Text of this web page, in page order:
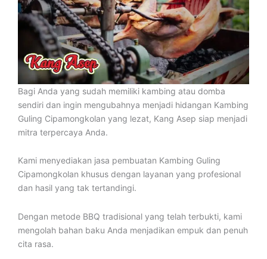
Bagi Anda yang sudah memiliki kambing atau domba
sendiri dan ingin mengubahnya menjadi hidangan Kambing
Guling Cipamongkolan yang lezat, Kang Asep siap menjadi
mitra terpercaya Anda.
Kami menyediakan jasa pembuatan Kambing Guling
Cipamongkolan khusus dengan layanan yang profesional
dan hasil yang tak tertandingi.
Dengan metode BBQ tradisional yang telah terbukti, kami
mengolah bahan baku Anda menjadikan empuk dan penuh
cita rasa.